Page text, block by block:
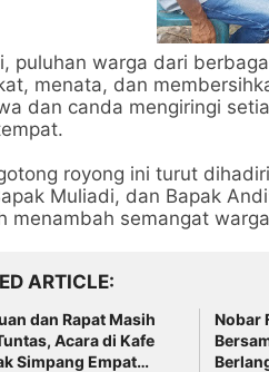
puluhan warga dari
menata, dan
dan canda mengiringi
royong ini turut
Muliadi, dan Bapak
menambah semangat
ARTICLE
dan Rapat Masih
Acara di Kafe
Simpang Empat
Nobar